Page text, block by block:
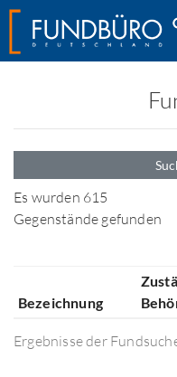
Es wurden 615
Gegenstände gefunden
Ergebnisse der
Bezeichnung